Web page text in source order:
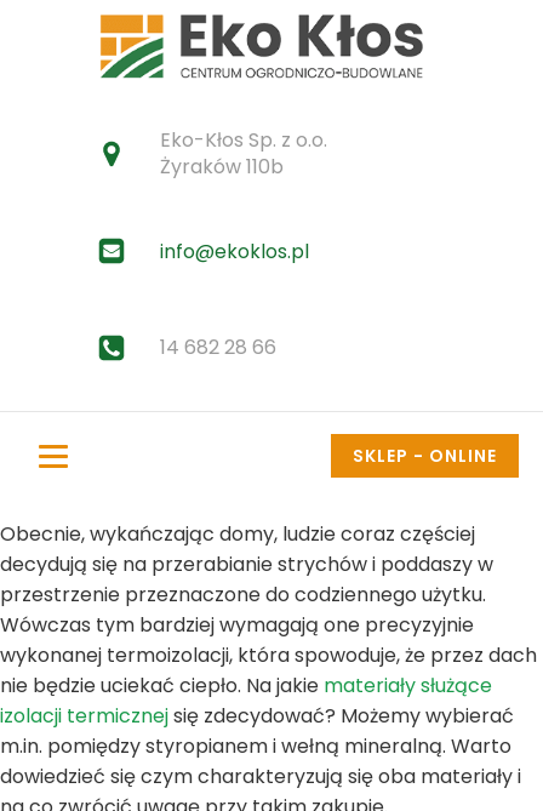
Eko-Kłos Sp. z o.o.
Żyraków 110b
info@ekoklos.pl
14 682 28 66
SKLEP - ONLINE
Obecnie, wykańczając domy, ludzie coraz częściej
decydują się na przerabianie strychów i poddaszy w
przestrzenie przeznaczone do codziennego użytku.
Wówczas tym bardziej wymagają one precyzyjnie
wykonanej termoizolacji, która spowoduje, że przez dach
nie będzie uciekać ciepło. Na jakie materiały służące
izolacji termicznejsię zdecydować? Możemy wybierać
m.in. pomiędzy styropianem i wełną mineralną. Warto
dowiedzieć się czym charakteryzują się oba materiały i